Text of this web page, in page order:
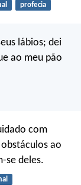
profecia
lábios; dei
ao meu pão
com
ao
se deles.